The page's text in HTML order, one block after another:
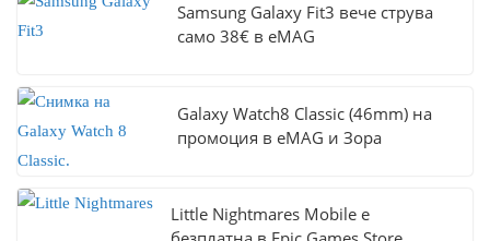
Samsung Galaxy Fit3 вече струва
само 38€ в eMAG
Galaxy Watch8 Classic (46mm) на
промоция в eMAG и Зора
Little Nightmares Mobile е